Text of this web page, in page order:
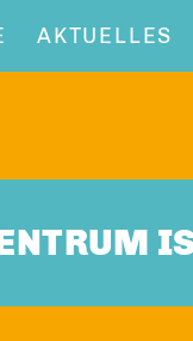
AKTUELLES